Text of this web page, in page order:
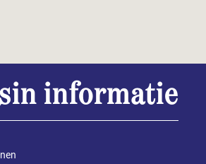
informatie